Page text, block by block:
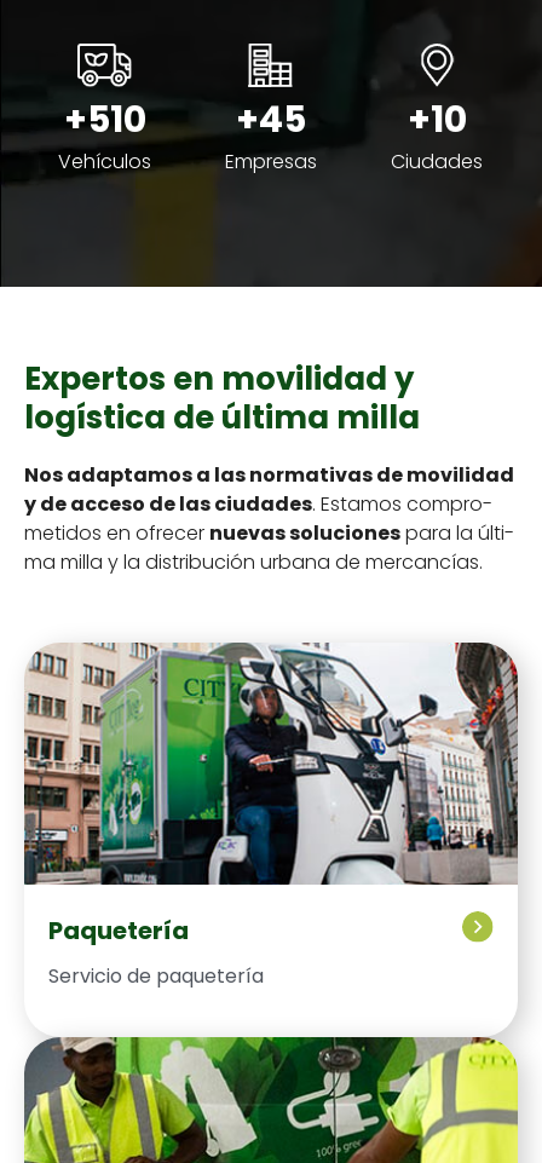
+510
Vehícu­los
+45
Empre­sas
+10
Ciu­dades
Expertos en movilidad y
logística de última milla
Nos adap­ta­mos a las nor­ma­ti­vas de movil­i­dad
y de acce­so de las ciu­dades. Esta­mos com­pro­
meti­dos en ofre­cer nuevas solu­cionespara la últi­
ma mil­la y la dis­tribu­ción urbana de mer­cancías.
Paquetería
Ser­vi­cio de paque­tería